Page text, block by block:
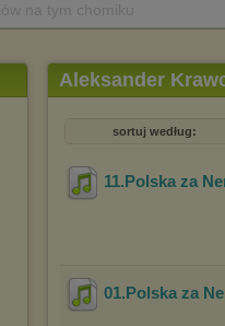
Aleksander
sortuj według:
11.Polska za
01.Polska za